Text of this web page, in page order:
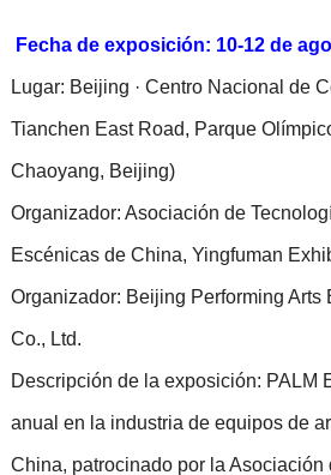
Fecha de exposición: 10-12 de
Lugar: Beijing · Centro Nacional de
Tianchen East Road, Parque
Chaoyang, Beijing)
Organizador: Asociación de
Escénicas de China, Yingfuman
Organizador: Beijing Performing Arts
Co., Ltd.
Descripción de la exposición: PALM
anual en la industria de equipos de
China, patrocinado por la Asociación